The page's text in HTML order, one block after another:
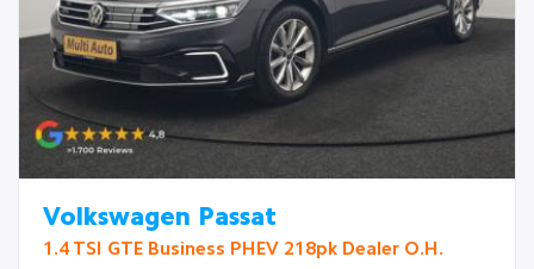
Volkswagen Passat
1.4 TSI GTE Business PHEV 218pk Dealer O.H.